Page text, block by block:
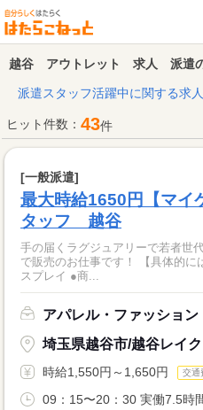
越谷 アウトレット 求人 派遣
派遣スタッフ活躍中に関する求
ヒット件数： 43件
[一般派遣]
最大時給1650円【マイ
タッフ 越谷
手の届くラグジュアリーで若者世
で販売のお仕事です！ 【具体的には・・・】 ●接客販売 ●店内ディ
スプレイ ●商...
アパレル・ファッショ
埼玉県越谷市/越谷レイ
時給1,550円～1,650円 交通
09：15〜20：30 実働7.5時